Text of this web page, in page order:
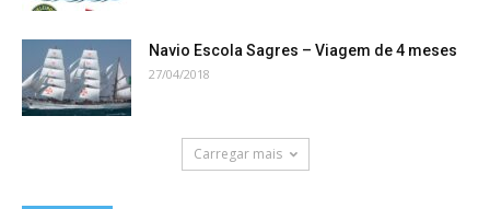
Navio Escola Sagres – Viagem de 4 meses
27/04/2018
Carregar mais